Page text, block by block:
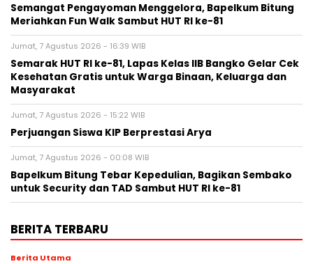
Semangat Pengayoman Menggelora, Bapelkum Bitung
Meriahkan Fun Walk Sambut HUT RI ke-81
Jumat, 7 Agustus 2026 - 16:39 WIB
Semarak HUT RI ke-81, Lapas Kelas IIB Bangko Gelar Cek
Kesehatan Gratis untuk Warga Binaan, Keluarga dan
Masyarakat
Jumat, 7 Agustus 2026 - 15:22 WIB
Perjuangan Siswa KIP Berprestasi Arya
Jumat, 7 Agustus 2026 - 00:08 WIB
Bapelkum Bitung Tebar Kepedulian, Bagikan Sembako
untuk Security dan TAD Sambut HUT RI ke-81
BERITA TERBARU
Berita Utama